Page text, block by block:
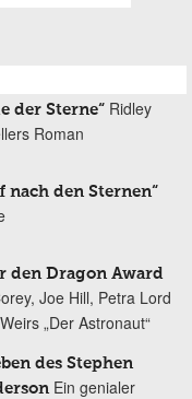
der Sterne“ Ridley
Roman
nach den Sternen“
Dragon Award
Joe Hill, Petra Lord
„Der Astronaut“
des Stephen
Ein genialer